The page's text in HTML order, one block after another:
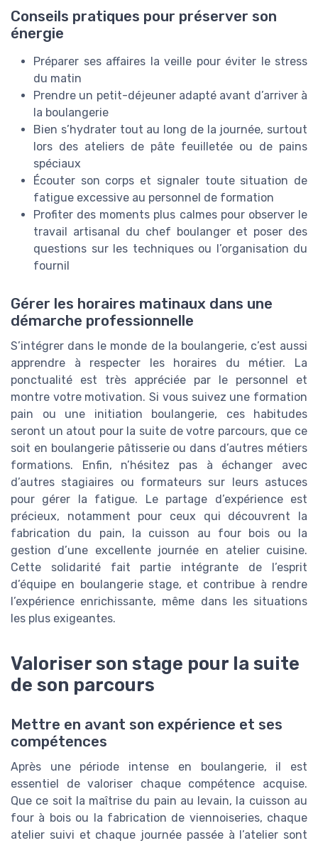
Conseils pratiques pour préserver son
énergie
Préparer ses affaires la veille pour éviter le stress
du matin
Prendre un petit-déjeuner adapté avant d’arriver à
la boulangerie
Bien s’hydrater tout au long de la journée, surtout
lors des ateliers de pâte feuilletée ou de pains
spéciaux
Écouter son corps et signaler toute situation de
fatigue excessive au personnel de formation
Profiter des moments plus calmes pour observer le
travail artisanal du chef boulanger et poser des
questions sur les techniques ou l’organisation du
fournil
Gérer les horaires matinaux dans une
démarche professionnelle
S’intégrer dans le monde de la boulangerie, c’est aussi
apprendre à respecter les horaires du métier. La
ponctualité est très appréciée par le personnel et
montre votre motivation. Si vous suivez une formation
pain ou une initiation boulangerie, ces habitudes
seront un atout pour la suite de votre parcours, que ce
soit en boulangerie pâtisserie ou dans d’autres métiers
formations. Enfin, n’hésitez pas à échanger avec
d’autres stagiaires ou formateurs sur leurs astuces
pour gérer la fatigue. Le partage d’expérience est
précieux, notamment pour ceux qui découvrent la
fabrication du pain, la cuisson au four bois ou la
gestion d’une excellente journée en atelier cuisine.
Cette solidarité fait partie intégrante de l’esprit
d’équipe en boulangerie stage, et contribue à rendre
l’expérience enrichissante, même dans les situations
les plus exigeantes.
Valoriser son stage pour la suite
de son parcours
Mettre en avant son expérience et ses
compétences
Après une période intense en boulangerie, il est
essentiel de valoriser chaque compétence acquise.
Que ce soit la maîtrise du pain au levain, la cuisson au
four à bois ou la fabrication de viennoiseries, chaque
atelier suivi et chaque journée passée à l’atelier sont